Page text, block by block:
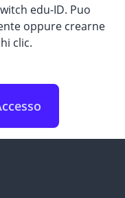
edu-ID. Puo
oppure crearne
clic.